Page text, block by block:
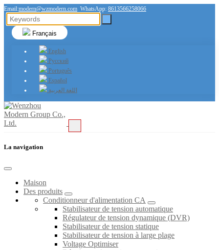
Email:modern@wzmodern.com WhatsApp: 8613566258066
Français
English
Русский
Português
Español
اللغة العربية
La navigation
Maison
Des produits
Conditionneur d'alimentation CA
Stabilisateur de tension automatique
Régulateur de tension dynamique (DVR)
Stabilisateur de tension statique
Stabilisateur de tension à large plage
Voltage Optimiser